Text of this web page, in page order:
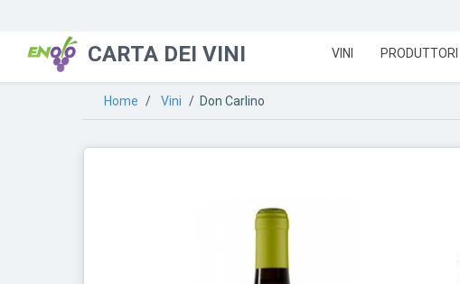
CARTA DEI VINI VINI PRODUTTORI
Home / Vini / Don Carlino